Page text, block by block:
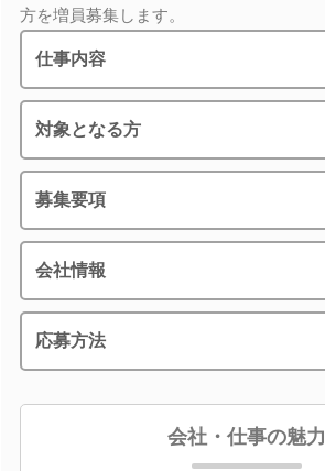
方を増員募集します。
仕事内容
対象となる方
募集要項
会社情報
応募方法
会社・仕事の魅力